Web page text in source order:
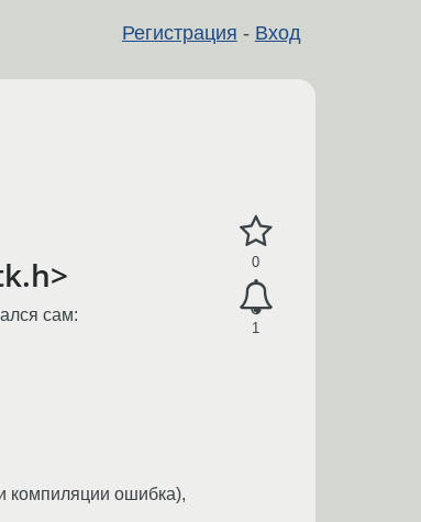
Регистрация - Вход
0
1
сам:
компиляции ошибка),